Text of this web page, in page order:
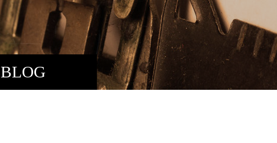
BLOG